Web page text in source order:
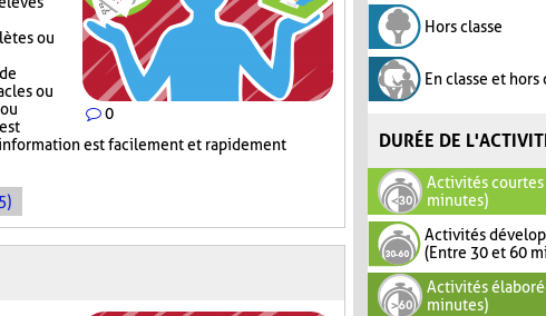
Hors classe
En classe et hors
DURÉE DE
Activités courtes
minutes)
Activités
(Entre 30 et 60
Activités
minutes)
0
ou
ou
est facilement et rapidement